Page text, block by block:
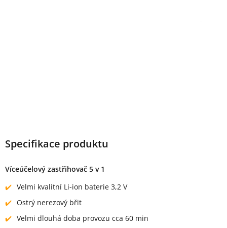
Specifikace produktu
Víceúčelový zastřihovač 5 v 1
Velmi kvalitní Li-ion baterie 3,2 V
Ostrý nerezový břit
Velmi dlouhá doba provozu cca 60 min